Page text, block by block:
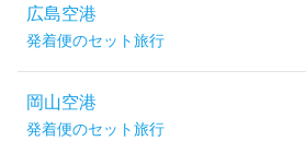
広島空港
発着便のセット旅行
岡山空港
発着便のセット旅行